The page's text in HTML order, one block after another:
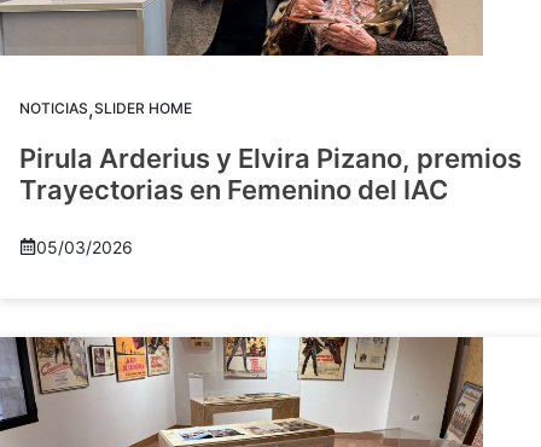
NOTICIAS,SLIDER HOME
Pirula Arderius y Elvira Pizano, premios
Trayectorias en Femenino del IAC
05/03/2026